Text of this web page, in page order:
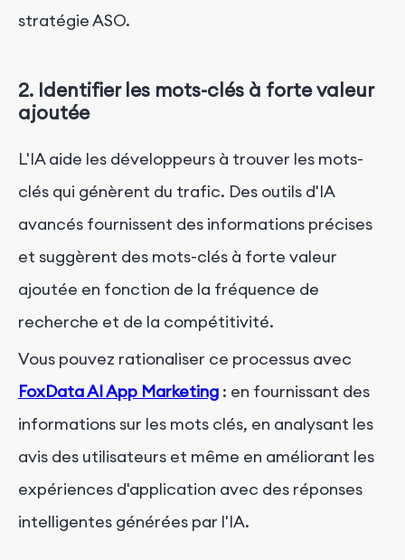
stratégie ASO.
2. Identifier les mots-clés à forte valeur
ajoutée
L'IA aide les développeurs à trouver les mots-
clés qui génèrent du trafic. Des outils d'IA
avancés fournissent des informations précises
et suggèrent des mots-clés à forte valeur
ajoutée en fonction de la fréquence de
recherche et de la compétitivité.
Vous pouvez rationaliser ce processus avec
FoxData AI App Marketing : en fournissant des
informations sur les mots clés, en analysant les
avis des utilisateurs et même en améliorant les
expériences d'application avec des réponses
intelligentes générées par l'IA.